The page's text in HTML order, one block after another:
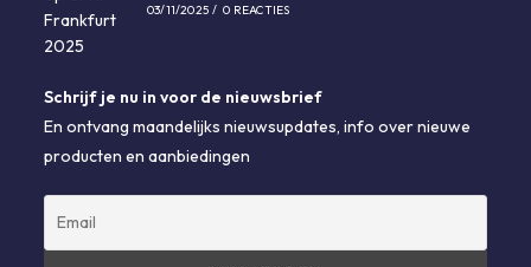
03/11/2025 / 0 REACTIES
Schrijf je nu in voor de nieuwsbrief
En ontvang maandelijks nieuwsupdates, info over nieuwe
producten en aanbiedingen